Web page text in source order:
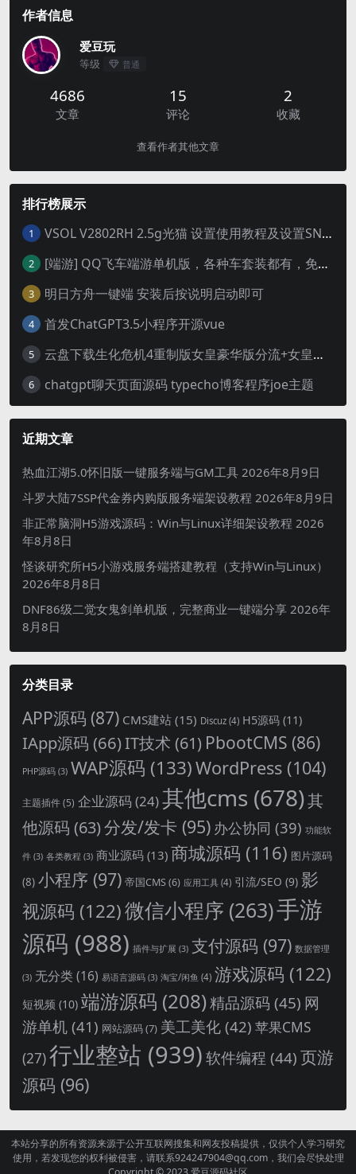
作者信息
爱豆玩
等级 普通
4686
文章
15
评论
2
收藏
查看作者其他文章
排行榜展示
1 VSOL V2802RH 2.5g光猫 设置使用教程及设置SN教程-附带稳定固件使用手册等
2 [端游] QQ飞车端游单机版，各种车套装都有，免虚拟机
3 明日方舟一键端 安装后按说明启动即可
4 首发ChatGPT3.5小程序开源vue
5 云盘下载生化危机4重制版女皇豪华版分流+女皇学习补丁+修改器 解压即玩【阿里云盘】
6 chatgpt聊天页面源码 typecho博客程序joe主题
近期文章
热血江湖5.0怀旧版一键服务端与GM工具 2026年8月9日
斗罗大陆7SSP代金券内购版服务端架设教程 2026年8月9日
非正常脑洞H5游戏源码：Win与Linux详细架设教程 2026
年8月8日
怪谈研究所H5小游戏服务端搭建教程（支持Win与Linux）
2026年8月8日
DNF86级二觉女鬼剑单机版，完整商业一键端分享 2026年
8月8日
分类目录
APP源码 (87) CMS建站 (15) Discuz (4) H5源码 (11)
IApp源码 (66)IT技术 (61) PbootCMS (86)
PHP源码 (3) WAP源码 (133)WordPress (104)
主题插件(5) 企业源码 (24)其他cms (678)其
他源码 (63)分发/发卡 (95) 办公协同 (39) 功能软
件 (3) 各类教程 (3) 商业源码 (13) 商城源码 (116) 图片源码
(8) 小程序 (97) 帝国CMS(6) 应用工具 (4) 引流/SEO (9) 影
视源码 (122)微信小程序 (263)手游
源码 (988) 插件与扩展 (3) 支付源码 (97) 数据管理
(3) 无分类(16) 易语言源码 (3) 淘宝/闲鱼 (4) 游戏源码 (122)
短视频 (10) 端游源码 (208)精品源码 (45) 网
游单机 (41) 网站源码(7) 美工美化 (42) 苹果CMS
(27)行业整站 (939)软件编程 (44)页游
源码 (96)
本站分享的所有资源来源于公开互联网搜集和网友投稿提供，仅供个人学习研究
使用，若发现您的权利被侵害，请联系924247904@qq.com，我们会尽快处理